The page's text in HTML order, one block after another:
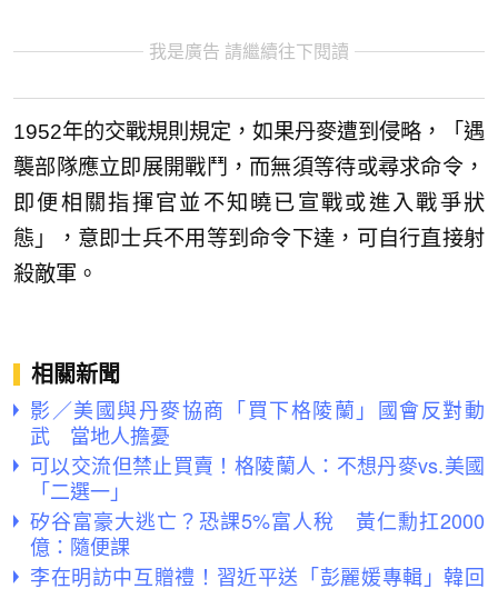
我是廣告 請繼續往下閱讀
1952年的交戰規則規定，如果丹麥遭到侵略，「遇
襲部隊應立即展開戰鬥，而無須等待或尋求命令，
即便相關指揮官並不知曉已宣戰或進入戰爭狀
態」，意即士兵不用等到命令下達，可自行直接射
殺敵軍。
相關新聞
影／美國與丹麥協商「買下格陵蘭」國會反對動
武 當地人擔憂
可以交流但禁止買賣！格陵蘭人：不想丹麥vs.美國
「二選一」
矽谷富豪大逃亡？恐課5%富人稅 黃仁勳扛2000
億：隨便課
李在明訪中互贈禮！習近平送「彭麗媛專輯」韓回